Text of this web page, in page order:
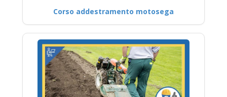
Corso addestramento motosega